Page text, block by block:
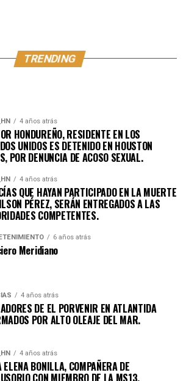
TRENDING
4 años atrás
HONDUREÑO, RESIDENTE EN LOS
UNIDOS ES DETENIDO EN HOUSTON
POR DENUNCIA DE ACOSO SEXUAL.
4 años atrás
QUE HAYAN PARTICIPADO EN LA MUERTE
PÉREZ, SERÁN ENTREGADOS A LAS
COMPETENTES.
6 años atrás
Meridiano
4 años atrás
DE EL PORVENIR EN ATLANTIDA
POR ALTO OLEAJE DEL MAR.
4 años atrás
ELENA BONILLA, COMPAÑERA DE
CON MIEMBRO DE LA MS13,